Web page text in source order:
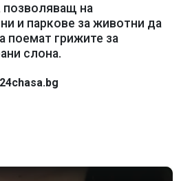
позволяващ на
и паркове за животни да
поемат грижите за
слона.